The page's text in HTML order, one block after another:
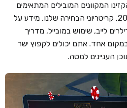
ריכזנו את 6 בתי הקזינו המקוונים המובילים המתאימים
לשחקנים ישראלים בשנת 2026, קריטריוני הבחירה שלנו, מידע על
לייב, שימוש במובייל, מדריך
אחד. אתם יכולים לקפוץ ישר
העניינים למטה.